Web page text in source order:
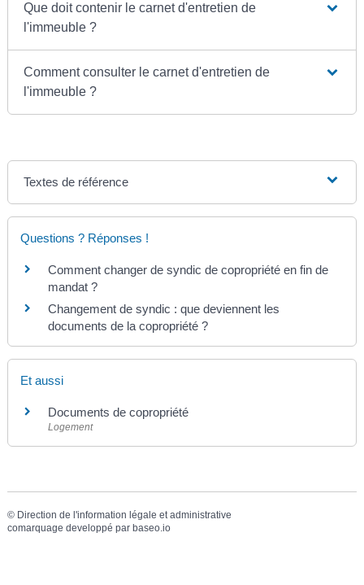
Que doit contenir le carnet d'entretien de
l'immeuble ?
Comment consulter le carnet d'entretien de
l'immeuble ?
Textes de référence
Questions ? Réponses !
Comment changer de syndic de copropriété en fin de
mandat ?
Changement de syndic : que deviennent les
documents de la copropriété ?
Et aussi
Documents de copropriété
Logement
© Direction de l'information légale et administrative
comarquage developpé par baseo.io